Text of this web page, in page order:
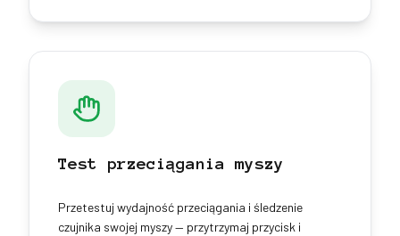
Test przeciągania myszy
Przetestuj wydajność przeciągania i śledzenie
czujnika swojej myszy — przytrzymaj przycisk i